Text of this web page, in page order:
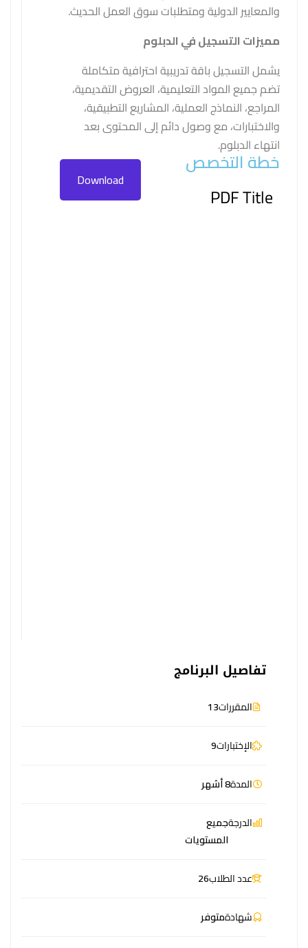
والمعايير الدولية ومتطلبات سوق العمل الحديث.
مميزات التسجيل في الدبلوم
يشمل التسجيل باقة تدريبية احترافية متكاملة
تضم جميع المواد التعليمية، العروض التقديمية،
المراجع، النماذج العملية، المشاريع التطبيقية،
والاختبارات، مع وصول دائم إلى المحتوى بعد
انتهاء الدبلوم.
خطة التخصص
PDF Title
Download
تفاصيل البرنامج
المقررات13
الإختبارات9
المدة8 أشهر
الدرجةجميع
المستويات
عدد الطلاب26
شهادةمتوفر